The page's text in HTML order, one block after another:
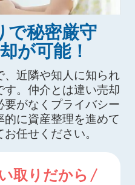
で秘密厳守
が可能！
、近隣や知人に知られ
す。仲介とは違い売却
要がなくプライバシー
的に資産整理を進めて
任せください。
取りだから